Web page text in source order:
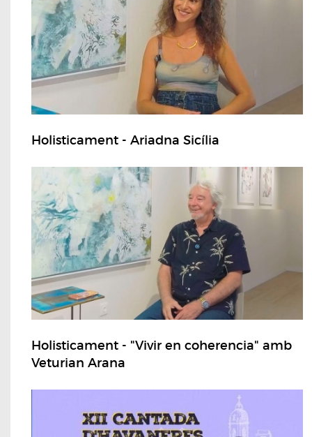
Holisticament - Ariadna Sicília
Holisticament - "Vivir en coherencia" amb
Veturian Arana